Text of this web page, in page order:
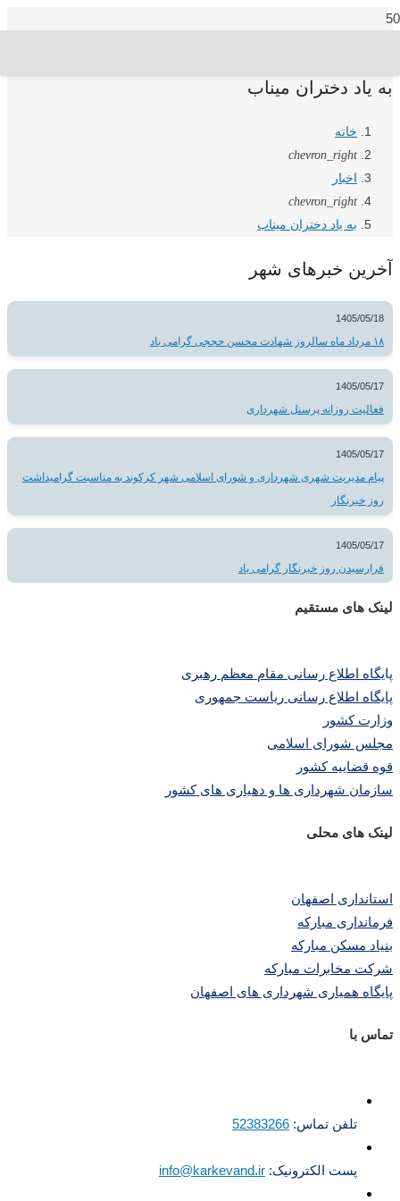
به یاد دختران میناب
خانه
chevron_right
اخبار
chevron_right
به یاد دختران میناب
آخرین خبرهای شهر
1405/05/18
۱۸ مرداد ماه سالروز شهادت محسن حججی گرامی باد
1405/05/17
فعالیت روزانه پرسنل شهرداری
1405/05/17
پیام مدیریت شهری شهرداری و شورای اسلامی شهر کرکوند به مناسبت گرامیداشت
روز خبرنگار
1405/05/17
فرارسیدن روز خبرنگار گرامی باد
لینک های مستقیم
پایگاه اطلاع رسانی مقام معظم رهبری
پایگاه اطلاع رسانی ریاست جمهوری
وزارت کشور
مجلس شورای اسلامی
قوه قضاییه کشور
سازمان شهرداری ها و دهیاری های کشور
لینک های محلی
استانداری اصفهان
فرمانداری مبارکه
بنیاد مسکن مبارکه
شرکت مخابرات مبارکه
پایگاه همیاری شهرداری های اصفهان
تماس با
تلفن تماس: 52383266
پست الکترونیک: info@karkevand.ir